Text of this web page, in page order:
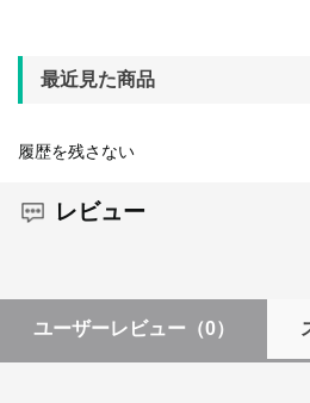
最近見た商品
履歴を残さない
レビュー
ユーザーレビュー （0）